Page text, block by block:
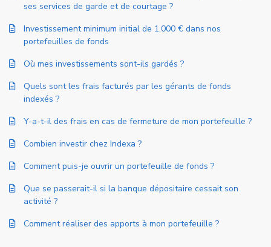
ses services de garde et de courtage ?
Investissement minimum initial de 1.000 € dans nos
portefeuilles de fonds
Où mes investissements sont-ils gardés ?
Quels sont les frais facturés par les gérants de fonds
indexés ?
Y-a-t-il des frais en cas de fermeture de mon portefeuille ?
Combien investir chez Indexa ?
Comment puis-je ouvrir un portefeuille de fonds ?
Que se passerait-il si la banque dépositaire cessait son
activité ?
Comment réaliser des apports à mon portefeuille ?